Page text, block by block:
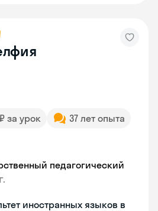
за урок
37 лет опыта
педагогический
иностранных языков в